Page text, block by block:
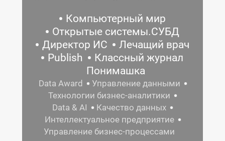
Компьютерный мир
Открытые системы.СУБД
Директор ИС
Лечащий врач
Publish
Классный журнал
Понимашка
Data Award
Управление данными
Технологии бизнес-аналитики
Data & AI
Качество данных
Интеллектуальное предприятие
Управление бизнес-процессами